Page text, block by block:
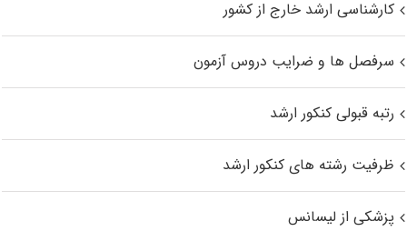
کارشناسی ارشد خارج از کشور
سرفصل ها و ضرایب دروس آزمون
رتبه قبولی کنکور ارشد
ظرفیت رشته های کنکور ارشد
پزشکی از لیسانس